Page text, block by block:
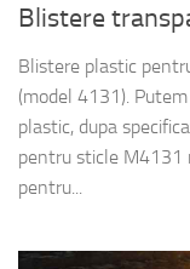
Blistere
Blistere plastic
(model 4131).
plastic, dupa
pentru sticle M4131
pentru...